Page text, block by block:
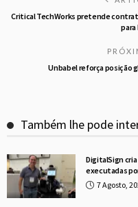
Critical TechWorks pretende
para
Unbabel reforça posição
Também lhe pode
DigitalSign
executadas
7 Agosto,